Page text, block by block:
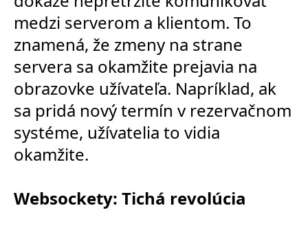
medzi serverom a klientom. To
znamená, že zmeny na strane
servera sa okamžite prejavia na
obrazovke užívateľa. Napríklad, ak
sa pridá nový termín v rezervačnom
systéme, užívatelia to vidia
okamžite.
Websockety: Tichá revolúcia